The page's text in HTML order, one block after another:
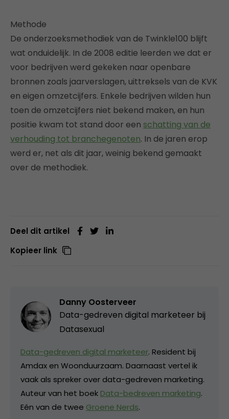
Methode
De onderzoeksmethodiek van de Twinkle100 blijft
wat onduidelijk. In de 2008 editie leerden we dat er
voor bedrijven werd gekeken naar openbare
bronnen zoals jaarverslagen, uittreksels van de KVK
en eigen omzetcijfers. Enkele bedrijven wilden hun
toen de omzetcijfers niet bekend maken, en hun
positie kwam tot stand door een schatting van de
verhouding tot branchegenoten. In de jaren erop
werd er, net als dit jaar, weinig bekend gemaakt
over de methodiek.
Deel dit artikel
Kopieer link
Danny Oosterveer
Data-gedreven digital marketeer bij
Datasexual
Data-gedreven digital marketeer. Resident bij
Amdax en Woonduurzaam. Daarnaast vertel ik
vaak als spreker over data-gedreven marketing.
Auteur van het boek Data-bedreven marketing.
Eén van de twee Groene Nerds.